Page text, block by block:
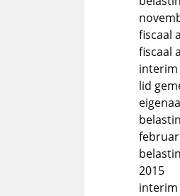
fiscaal
fiscaal
interim
lid
2015
interim